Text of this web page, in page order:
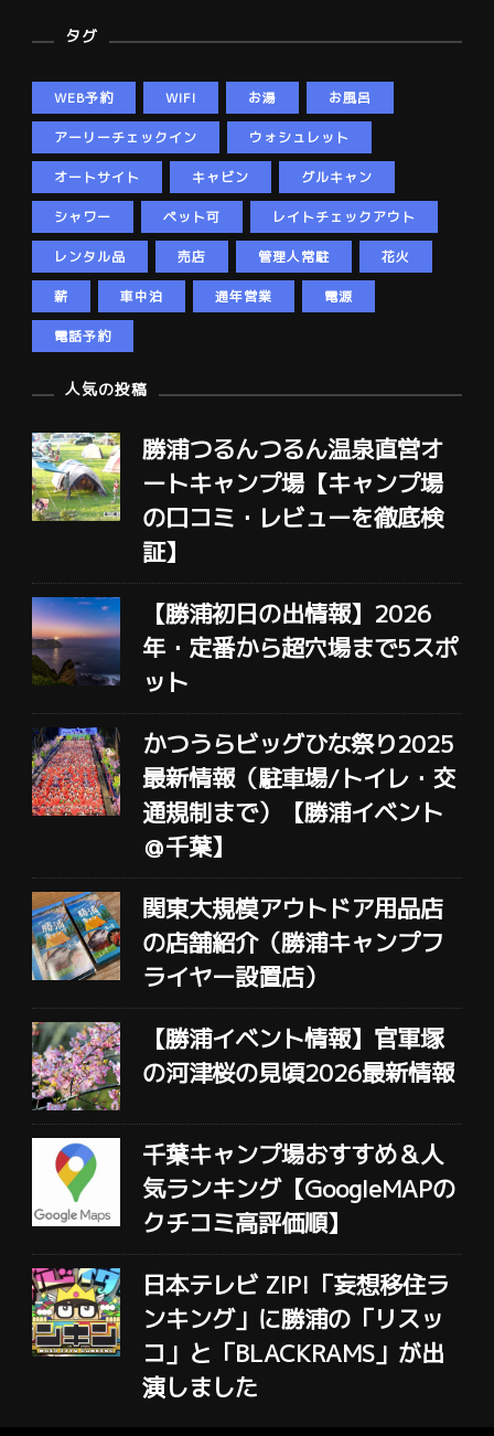
タグ
WEB予約 WIFI お湯 お風呂
アーリーチェックイン ウォシュレット
オートサイト キャビン グルキャン
シャワー ペット可 レイトチェックアウト
レンタル品 売店 管理人常駐 花火
薪 車中泊 通年営業 電源
電話予約
人気の投稿
勝浦つるんつるん温泉直営オ
ートキャンプ場【キャンプ場
の口コミ・レビューを徹底検
証】
【勝浦初日の出情報】2026
年・定番から超穴場まで5スポ
ット
かつうらビッグひな祭り2025
最新情報（駐車場/トイレ・交
通規制まで）【勝浦イベント
＠千葉】
関東大規模アウトドア用品店
の店舗紹介（勝浦キャンプフ
ライヤー設置店）
【勝浦イベント情報】官軍塚
の河津桜の見頃2026最新情報
千葉キャンプ場おすすめ＆人
気ランキング【GoogleMAPの
クチコミ高評価順】
日本テレビ ZIP!「妄想移住ラ
ンキング」に勝浦の「リスッ
コ」と「BLACKRAMS」が出
演しました